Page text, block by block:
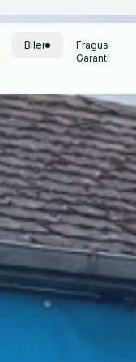
Biler
Fragus
Garanti